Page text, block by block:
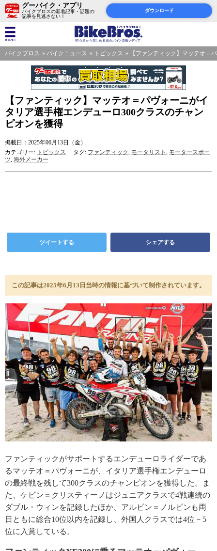
グーバイク・アプリ
バイクブロスの新着記事・話題の
記事を見逃さない！
ダウンロード
バイクブロス バイクニュース トピックス 【ファンティック】マッテオ＝
【ファンティック】マッテオ＝パヴォーニがイ
タリア選手権エンデューロ300クラスのチャン
ピオンを獲得
掲載日：2025年06月13日（金）
カテゴリー: トピックス タグ: ファンティック, モータリスト , モータースポー
ツ, 海外メーカー
ツイートする シェアする
この記事は2025年6月13日当時の情報に基づいて制作されています。
ファンティックがサポートするエンデューロライダーであ
るマッテオ＝パヴォーニが、イタリア選手権エンデューロ
の最終戦を残して300クラスのチャンピオンを獲得した。ま
た、ケビン＝クリスティーノはジュニアクラスで4戦連続の
ダブル・ウィンを記録したほか、アルビン＝ノルビンも両
日ともに総合10位以内を記録し、外国人クラスでは4位－5
位に入賞している。